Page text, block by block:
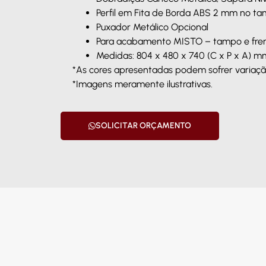
Perfil em Fita de Borda ABS 2 mm no
Puxador Metálico Opcional
Para acabamento MISTO – tampo e
Medidas: 804 x 480 x 740 (C x P x A)
*As cores apresentadas podem sofrer
*Imagens meramente ilustrativas.
SOLICITAR ORÇAMENTO